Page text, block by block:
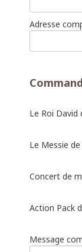
Adresse
Le Roi David
Le Messie
Concert de
Action Pack
Message